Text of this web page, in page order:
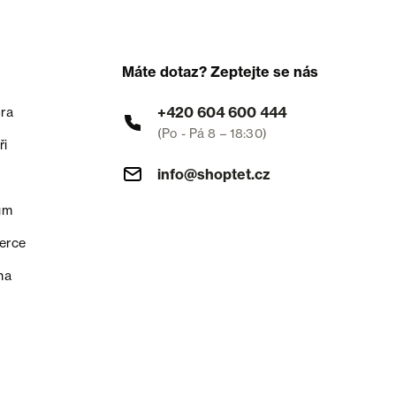
Máte dotaz? Zeptejte se nás
+420 604 600 444
(Po - Pá 8 – 18:30)
info@shoptet.cz